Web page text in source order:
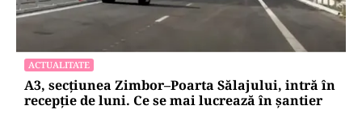
ACTUALITATE
A3, secțiunea Zimbor–Poarta Sălajului, intră în
recepție de luni. Ce se mai lucrează în șantier